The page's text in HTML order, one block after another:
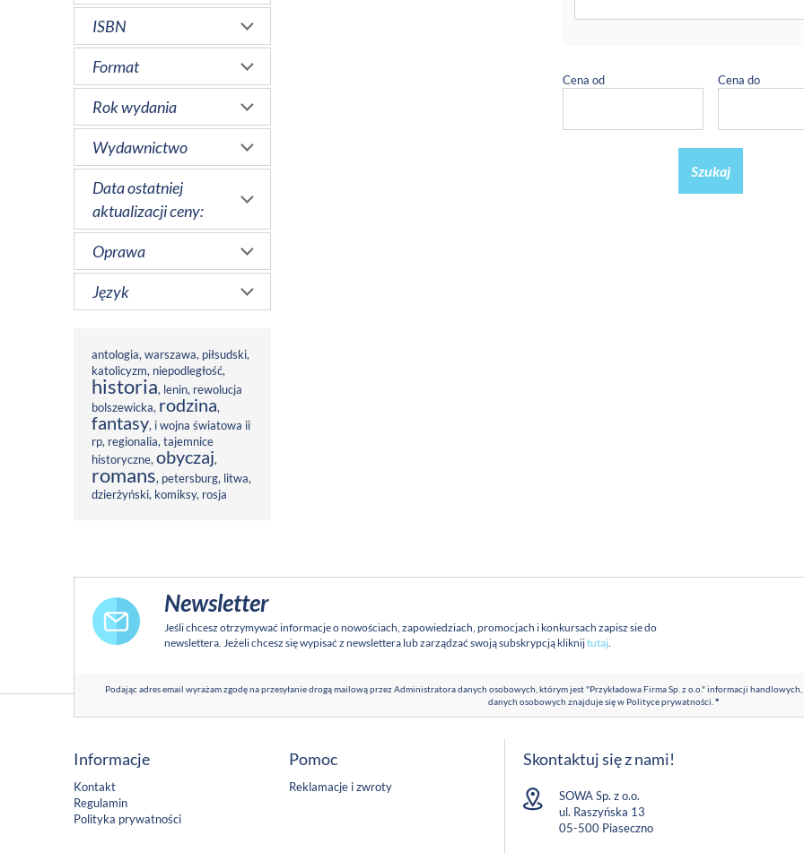
ISBN
Format
Rok wydania
Wydawnictwo
Data ostatniej
aktualizacji ceny:
Oprawa
Język
antologia,warszawa, piłsudski,
katolicyzm, niepodległość,
historia, lenin, rewolucja
bolszewicka, rodzina,
fantasy, i wojna światowa ii
rp, regionalia,tajemnice
historyczne,obyczaj,
romans, petersburg, litwa,
dzierżyński, komiksy, rosja
Cena od Cena do
Szukaj
Newsletter
Jeśli chcesz otrzymywać informacje o nowościach, zapowiedziach, promocjach i konkursach zapisz sie do
newslettera. Jeżeli chcesz się wypisać z newslettera lub zarządzać swoją subskrypcją kliknijtutaj.
Podając adres email wyrażam zgodę na przesyłanie drogą mailową przez Administratora danych osobowych, którym jest "Przykładowa Firma Sp. z o.o." informacji
danych osobowych znajduje się w Polityce prywatności.*
Informacje
Kontakt
Regulamin
Polityka prywatności
Pomoc
Reklamacje i zwroty
Skontaktuj się z nami!
SOWA Sp. z o.o.
ul. Raszyńska 13
05-500 Piaseczno